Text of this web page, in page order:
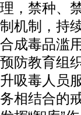
理，禁种、
制机制，持
合成毒品滥
预防教育组
升吸毒人员
务相结合的